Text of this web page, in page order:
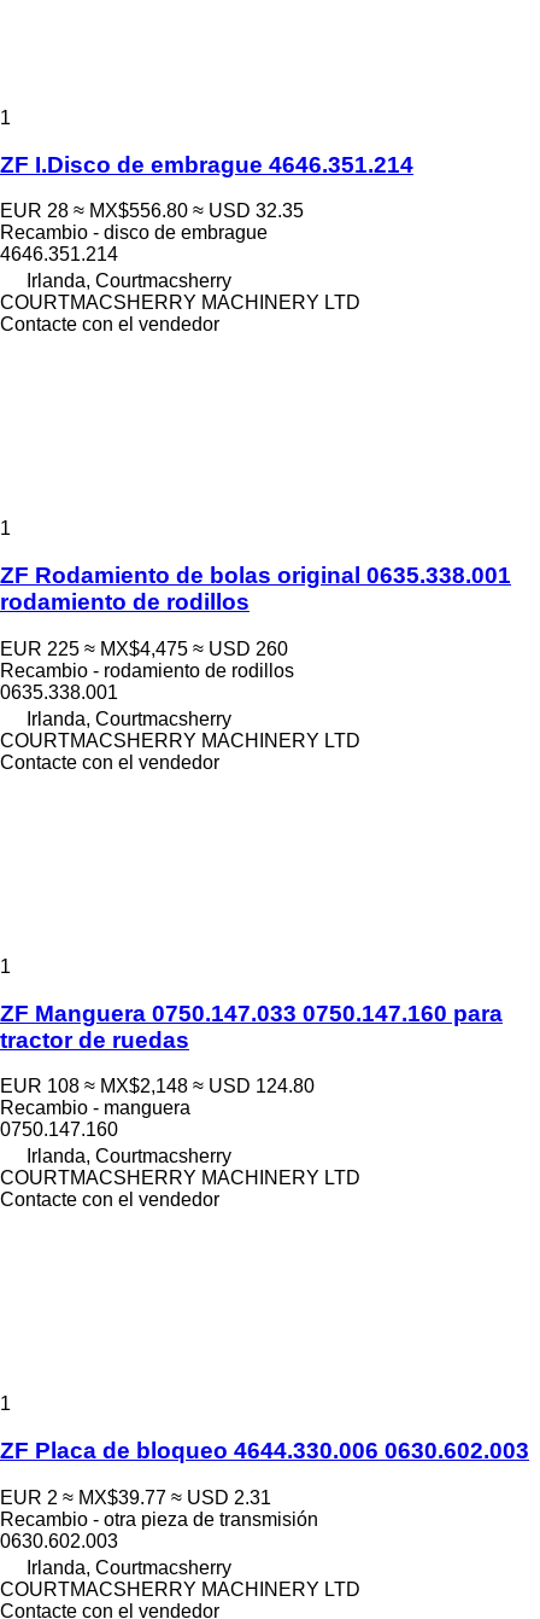
1
ZF I.Disco de embrague 4646.351.214
EUR 28 ≈ MX$556.80 ≈ USD 32.35
Recambio - disco de embrague
4646.351.214
Irlanda, Courtmacsherry
COURTMACSHERRY MACHINERY LTD
Contacte con el vendedor
1
ZF Rodamiento de bolas original 0635.338.001
rodamiento de rodillos
EUR 225 ≈ MX$4,475 ≈ USD 260
Recambio - rodamiento de rodillos
0635.338.001
Irlanda, Courtmacsherry
COURTMACSHERRY MACHINERY LTD
Contacte con el vendedor
1
ZF Manguera 0750.147.033 0750.147.160 para
tractor de ruedas
EUR 108 ≈ MX$2,148 ≈ USD 124.80
Recambio - manguera
0750.147.160
Irlanda, Courtmacsherry
COURTMACSHERRY MACHINERY LTD
Contacte con el vendedor
1
ZF Placa de bloqueo 4644.330.006 0630.602.003
EUR 2 ≈ MX$39.77 ≈ USD 2.31
Recambio - otra pieza de transmisión
0630.602.003
Irlanda, Courtmacsherry
COURTMACSHERRY MACHINERY LTD
Contacte con el vendedor